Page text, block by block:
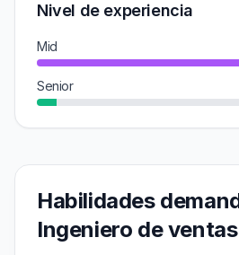
Nivel de experiencia
Mid
Senior
Habilidades
Ingeniero de ventas